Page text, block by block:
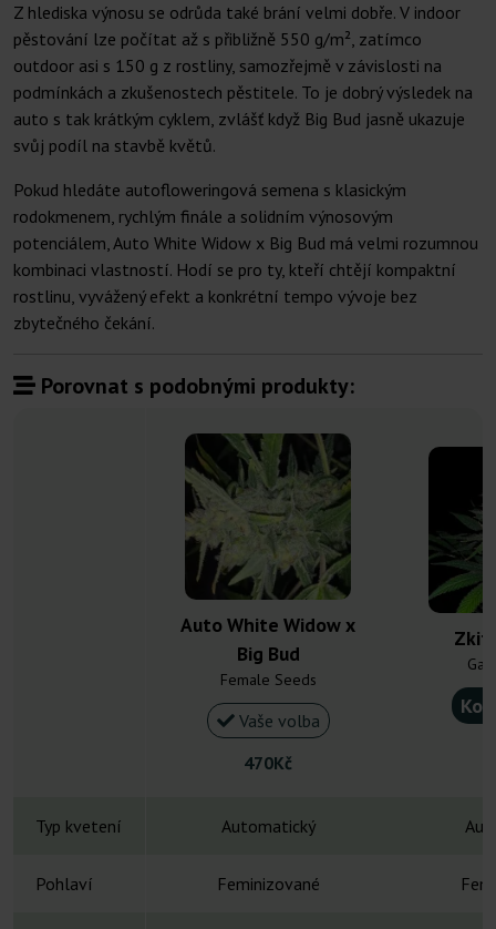
Z hlediska výnosu se odrůda také brání velmi dobře. V indoor
pěstování lze počítat až s přibližně 550 g/m², zatímco
outdoor asi s 150 g z rostliny, samozřejmě v závislosti na
podmínkách a zkušenostech pěstitele. To je dobrý výsledek na
auto s tak krátkým cyklem, zvlášť když Big Bud jasně ukazuje
svůj podíl na stavbě květů.
Pokud hledáte autofloweringová semena s klasickým
rodokmenem, rychlým finále a solidním výnosovým
potenciálem, Auto White Widow x Big Bud má velmi rozumnou
kombinaci vlastností. Hodí se pro ty, kteří chtějí kompaktní
rostlinu, vyvážený efekt a konkrétní tempo vývoje bez
zbytečného čekání.
Porovnat s podobnými produkty:
Auto White Widow x
Big Bud
Female Seeds
Vaše volba
470Kč
Typ kvetení Automatický
Pohlaví Feminizované